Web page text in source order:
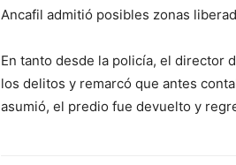
Ancafil admitió posibles zonas
En tanto desde la policía, el director
los delitos y remarcó que antes
asumió, el predio fue devuelto y